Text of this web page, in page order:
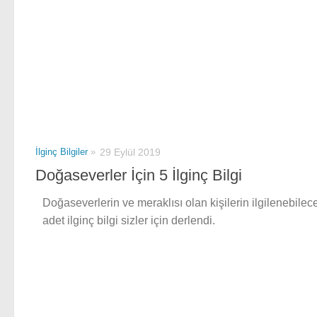
İlginç Bilgiler» 29 Eylül 2019
Doğaseverler İçin 5 İlginç Bilgi
Doğaseverlerin ve meraklısı olan kişilerin
adet ilginç bilgi sizler için derlendi.